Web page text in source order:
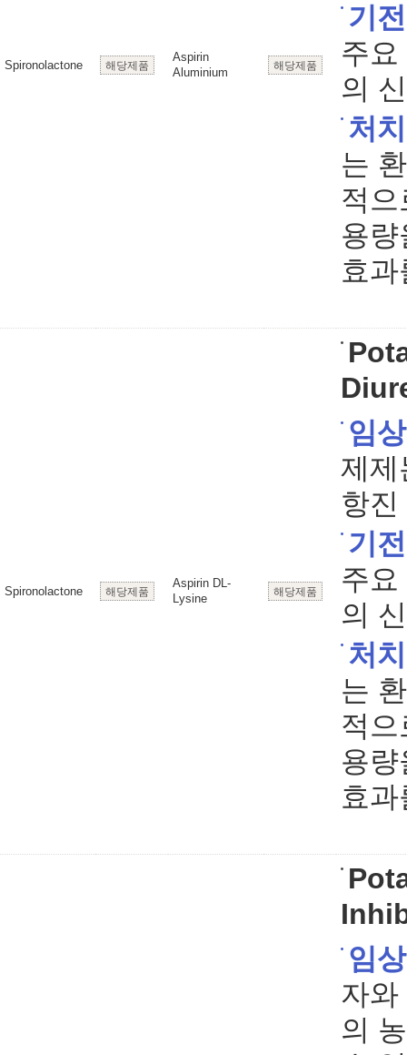
Spironolactone 해당제품
Aspirin
Aluminium
해당제품
기전
주
의
처치
는
적
용
효
Spironolactone 해당제품
Aspirin DL-
Lysine
해당제품
임
제제
항
기전
주
의
처치
는
적
용
효
임
자
의